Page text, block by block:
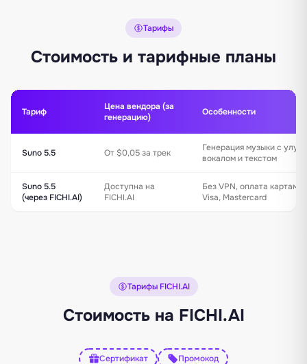
Тарифы
Стоимость и тарифные планы
Тариф
Цена вендора (за
генерацию)
Особенности
Suno 5.5 От $0,05 за трек
Генерация музыки с
вокалом и текстом
Suno 5.5
(через FICHI.AI)
Доступна на
FICHI.AI
Без VPN, оплата
Visa, Mastercard
Тарифы FICHI.AI
Стоимость на FICHI.AI
Сертификат
Промокод